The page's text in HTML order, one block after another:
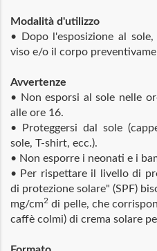
Modalità d'utilizzo
• Dopo l'esposizione al sole,
viso e/o il corpo
Avvertenze
• Non esporsi al sole nelle
alle ore 16.
• Proteggersi dal sole
sole, T-shirt, ecc.).
• Non esporre i neonati e i
• Per rispettare il livello di
di protezione solare" (SPF)
mg/cm2 di pelle, che
caffè colmi) di crema solare